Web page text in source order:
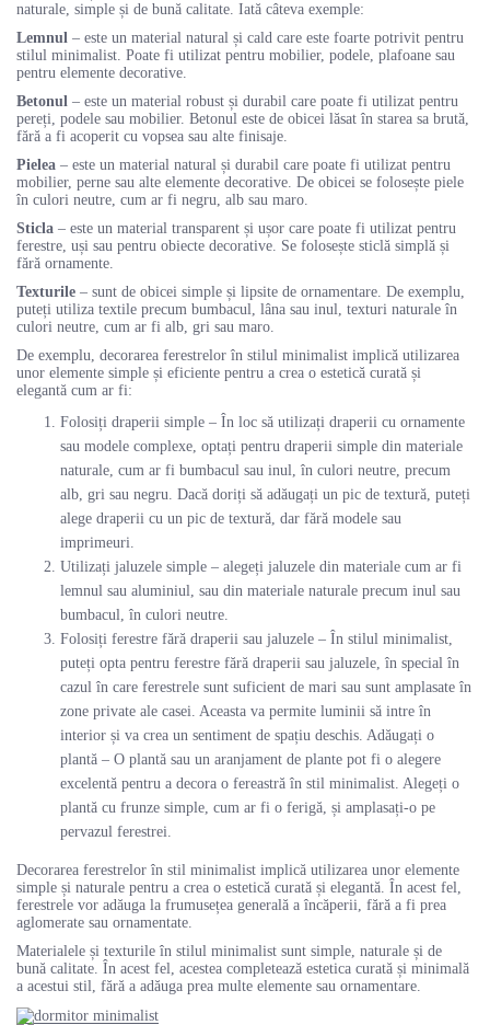
naturale, simple și de bună calitate. Iată câteva exemple:
Lemnul – este un material natural și cald care este foarte potrivit pentru
stilul minimalist. Poate fi utilizat pentru mobilier, podele, plafoane sau
pentru elemente decorative.
Betonul – este un material robust și durabil care poate fi utilizat pentru
pereți, podele sau mobilier. Betonul este de obicei lăsat în starea sa brută,
fără a fi acoperit cu vopsea sau alte finisaje.
Pielea – este un material natural și durabil care poate fi utilizat pentru
mobilier, perne sau alte elemente decorative. De obicei se folosește piele
în culori neutre, cum ar fi negru, alb sau maro.
Sticla – este un material transparent și ușor care poate fi utilizat pentru
ferestre, uși sau pentru obiecte decorative. Se folosește sticlă simplă și
fără ornamente.
Texturile – sunt de obicei simple și lipsite de ornamentare. De exemplu,
puteți utiliza textile precum bumbacul, lâna sau inul, texturi naturale în
culori neutre, cum ar fi alb, gri sau maro.
De exemplu, decorarea ferestrelor în stilul minimalist implică utilizarea
unor elemente simple și eficiente pentru a crea o estetică curată și
elegantă cum ar fi:
Folosiți draperii simple – În loc să utilizați draperii cu ornamente
sau modele complexe, optați pentru draperii simple din materiale
naturale, cum ar fi bumbacul sau inul, în culori neutre, precum
alb, gri sau negru. Dacă doriți să adăugați un pic de textură, puteți
alege draperii cu un pic de textură, dar fără modele sau
imprimeuri.
Utilizați jaluzele simple – alegeți jaluzele din materiale cum ar fi
lemnul sau aluminiul, sau din materiale naturale precum inul sau
bumbacul, în culori neutre.
Folosiți ferestre fără draperii sau jaluzele – În stilul minimalist,
puteți opta pentru ferestre fără draperii sau jaluzele, în special în
cazul în care ferestrele sunt suficient de mari sau sunt amplasate în
zone private ale casei. Aceasta va permite luminii să intre în
interior și va crea un sentiment de spațiu deschis. Adăugați o
plantă – O plantă sau un aranjament de plante pot fi o alegere
excelentă pentru a decora o fereastră în stil minimalist. Alegeți o
plantă cu frunze simple, cum ar fi o ferigă, și amplasați-o pe
pervazul ferestrei.
Decorarea ferestrelor în stil minimalist implică utilizarea unor elemente
simple și naturale pentru a crea o estetică curată și elegantă. În acest fel,
ferestrele vor adăuga la frumusețea generală a încăperii, fără a fi prea
aglomerate sau ornamentate.
Materialele și texturile în stilul minimalist sunt simple, naturale și de
bună calitate. În acest fel, acestea completează estetica curată și minimală
a acestui stil, fără a adăuga prea multe elemente sau ornamentare.